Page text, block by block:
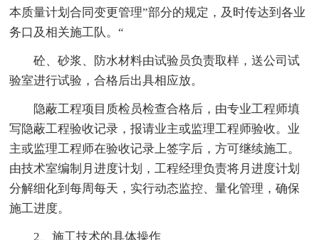
本质量计划合同变更管理”部分的规定，及时传达到各业
务口及相关施工队。“
砼、砂浆、防水材料由试验员负责取样，送公司试
验室进行试验，合格后出具相应放。
隐蔽工程项目质检员检查合格后，由专业工程师填
写隐蔽工程验收记录，报请业主或监理工程师验收。业
主或监理工程师在验收记录上签字后，方可继续施工。
由技术室编制月进度计划，工程经理负责将月进度计划
分解细化到每周每天，实行动态监控、量化管理，确保
施工进度。
2、施工技术的具体操作